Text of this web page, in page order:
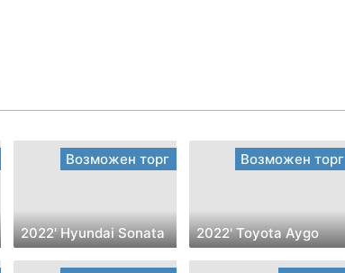
Возможен торг
2022' Hyundai Sonata
Возможен торг
2022' Toyota Aygo